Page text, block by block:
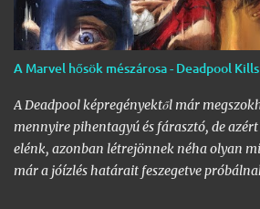
Todd MacFarlaneésDavid Michelinie
pedig részt vett a film forgatókönyvének
nyomást általában igyekeznek
képregények, mind a filmek terén, a
megegyezésének köszönhetően pedig
karakter, Venom önálló filmje. (Azt azért
zárójelben, hogy inkább lett ez egy Eddie
A Marvel hősök mészárosa - Deadpool
A Deadpool képregényektől már
mennyire pihentagyú és fárasztó, de
elénk, azonban létrejönnek néha olyan
már a jóízlés határait feszegetve